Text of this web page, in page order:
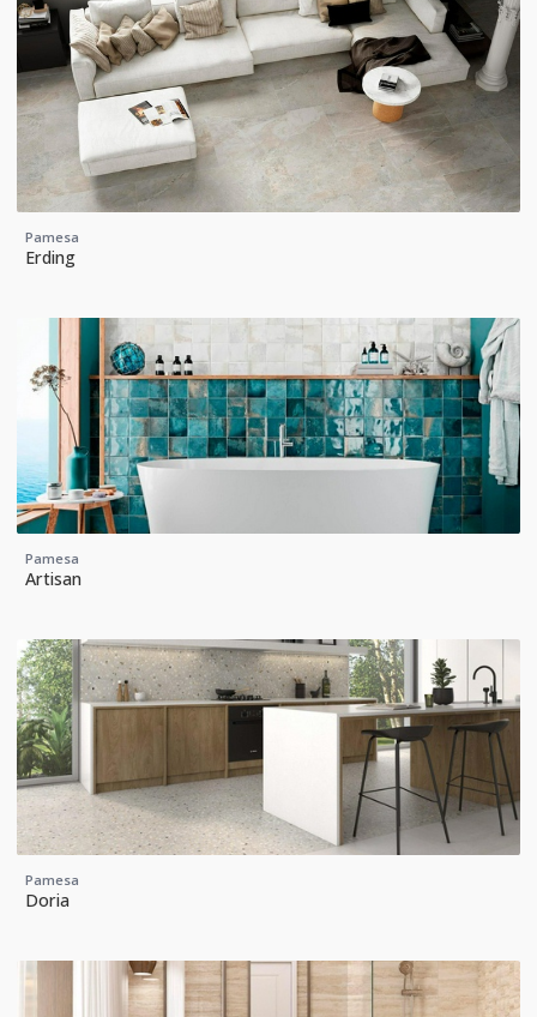
Pamesa
Erding
Pamesa
Artisan
Pamesa
Doria